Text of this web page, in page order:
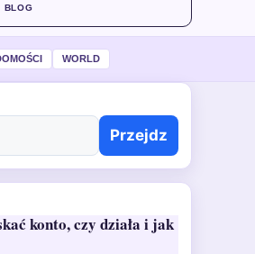
BLOG
WORLD
Przejdz
konto, czy działa i jak